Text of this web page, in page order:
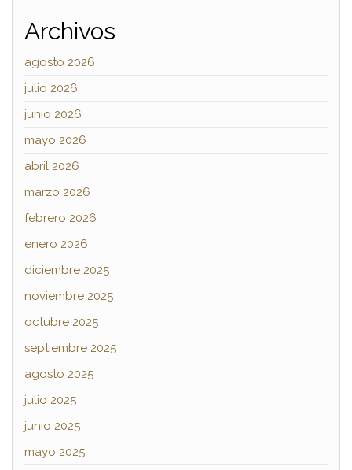
Archivos
agosto 2026
julio 2026
junio 2026
mayo 2026
abril 2026
marzo 2026
febrero 2026
enero 2026
diciembre 2025
noviembre 2025
octubre 2025
septiembre 2025
agosto 2025
julio 2025
junio 2025
mayo 2025